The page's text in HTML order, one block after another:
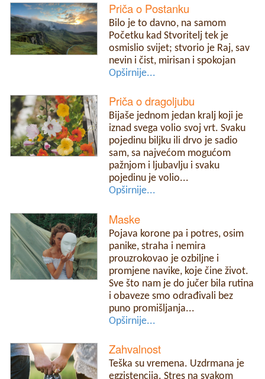
Priča o Postanku
Bilo je to davno, na samom
Početku kad Stvoritelj tek je
osmislio svijet; stvorio je Raj, sav
nevin i čist, mirisan i spokojan
Opširnije...
Priča o dragoljubu
Bijaše jednom jedan kralj koji je
iznad svega volio svoj vrt. Svaku
pojedinu biljku ili drvo je sadio
sam, sa najvećom mogućom
pažnjom i ljubavlju i svaku
pojedinu je volio...
Opširnije...
Maske
Pojava korone pa i potres, osim
panike, straha i nemira
prouzrokovao je ozbiljne i
promjene navike, koje čine život.
Sve što nam je do jučer bila rutina
i obaveze smo odrađivali bez
puno promišljanja...
Opširnije...
Zahvalnost
Teška su vremena. Uzdrmana je
egzistencija. Stres na svakom